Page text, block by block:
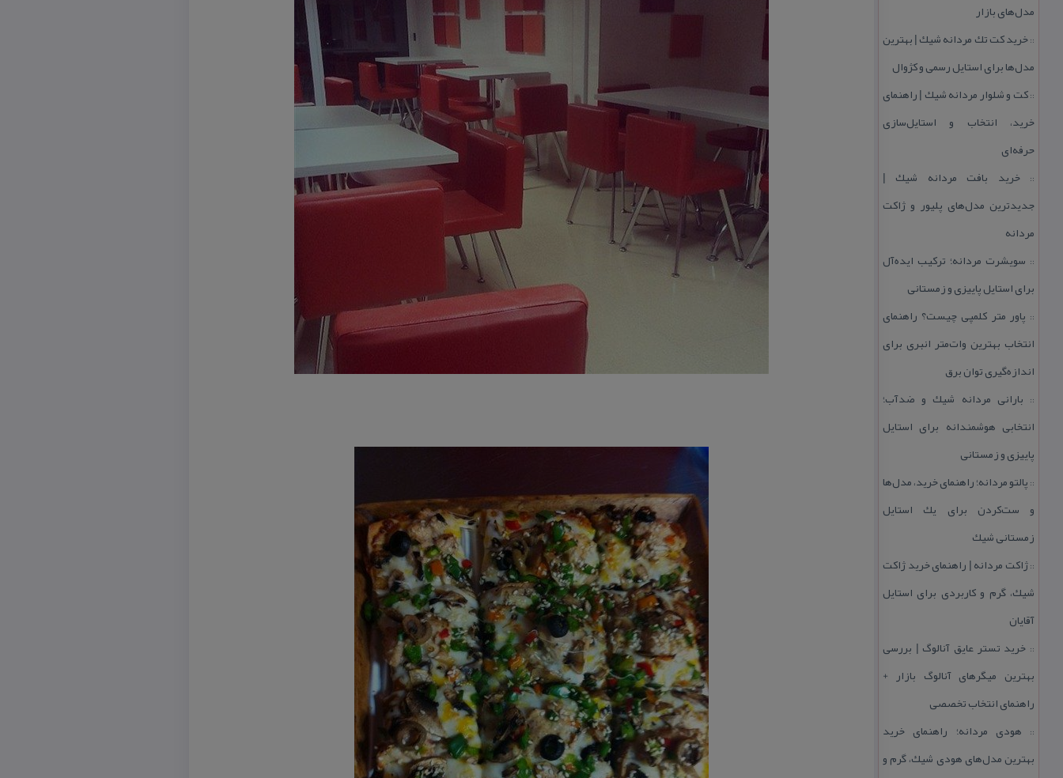
مدل‌های بازار
::خرید كت تك مردانه شیك | بهترین
مدل‌ها برای استایل رسمی و كژوال
::كت و شلوار مردانه شیك | راهنمای
خرید، انتخاب و استایل‌سازی
حرفه‌ای
::خرید بافت مردانه شیك |
جدیدترین مدل‌های پلیور و ژاكت
مردانه
:: سویشرت مردانه؛ تركیب ایده‌آل
برای استایل پاییزی و زمستانی
:: پاور متر كلمپی چیست؟ راهنمای
انتخاب بهترین وات‌متر انبری برای
اندازه‌گیری توان برق
:: بارانی مردانه شیك و ضدآب؛
انتخابی هوشمندانه برای استایل
پاییزی و زمستانی
:: پالتو مردانه؛ راهنمای خرید، مدل‌ها
و ست‌كردن برای یك استایل
زمستانی شیك
::ژاكت مردانه | راهنمای خرید ژاكت
شیك، گرم و كاربردی برای استایل
آقایان
:: خرید تستر عایق آنالوگ | بررسی
بهترین میگرهای آنالوگ بازار +
راهنمای انتخاب تخصصی
:: هودی مردانه؛ راهنمای خرید
بهترین مدل‌های هودی شیك، گرم و